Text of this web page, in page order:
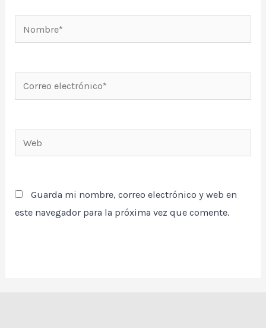
Nombre*
Correo
electrónico*
Guarda mi nombre, correo electrónico y web en
este navegador para la próxima vez que comente.